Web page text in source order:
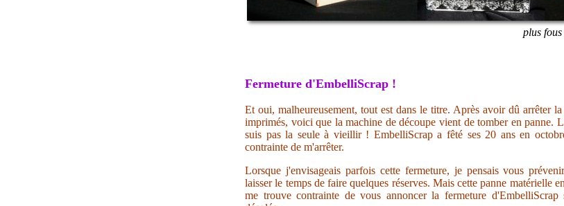
plus
Fermeture d'EmbelliScrap !
Et oui, malheureusement, tout est dans le titre. Après avoir dû arrêter
imprimés, voici que la machine de découpe vient de tomber en panne.
suis pas la seule à vieillir ! EmbelliScrap a fêté ses 20 ans en
contrainte de m'arrêter.
Lorsque j'envisageais parfois cette fermeture, je pensais vous
laisser le temps de faire quelques réserves. Mais cette panne matérielle
me trouve contrainte de vous annoncer la fermeture d'EmbelliScrap